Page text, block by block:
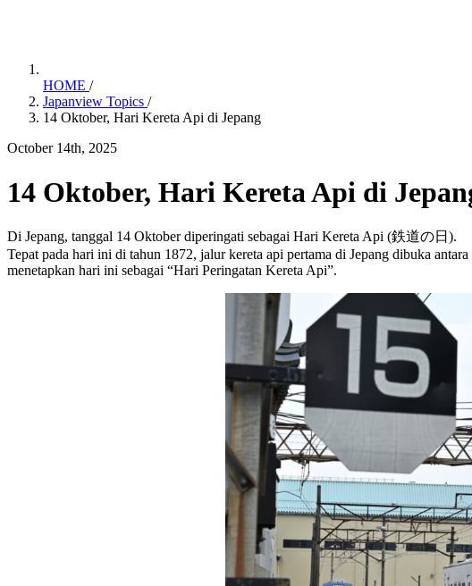
HOME /
Japanview Topics /
14 Oktober, Hari Kereta Api di Jepang
October 14th, 2025
14 Oktober, Hari Kereta Api di
Di Jepang, tanggal 14 Oktober diperingati sebagai Hari Kereta Api (鉄道の日).
Tepat pada hari ini di tahun 1872, jalur kereta api pertama di Jepang dibuka
menetapkan hari ini sebagai “Hari Peringatan Kereta Api”.